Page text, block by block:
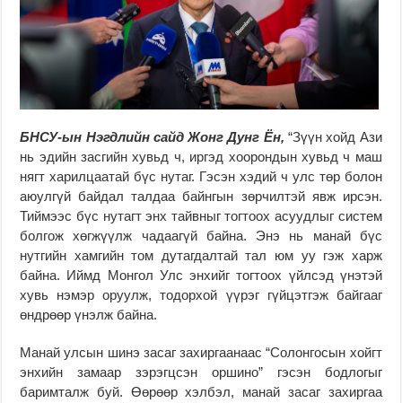
БНСУ-ын Нэгдлийн сайд Жонг Дунг Ён, “Зүүн хойд Ази
нь эдийн засгийн хувьд ч, иргэд хоорондын хувьд ч маш
нягт харилцаатай бүс нутаг. Гэсэн хэдий ч улс төр болон
аюулгүй байдал талдаа байнгын зөрчилтэй явж ирсэн.
Тиймээс бүс нутагт энх тайвныг тогтоох асуудлыг систем
болгож хөгжүүлж чадаагүй байна. Энэ нь манай бүс
нутгийн хамгийн том дутагдалтай тал юм уу гэж харж
байна. Иймд Монгол Улс энхийг тогтоох үйлсэд үнэтэй
хувь нэмэр оруулж, тодорхой үүрэг гүйцэтгэж байгааг
өндрөөр үнэлж байна.
Манай улсын шинэ засаг захиргаанаас “Солонгосын хойгт
энхийн замаар зэрэгцсэн оршино” гэсэн бодлогыг
баримталж буй. Өөрөөр хэлбэл, манай засаг захиргаа